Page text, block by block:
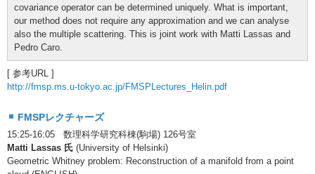
covariance operator can be determined uniquely. What is important,
our method does not require any approximation and we can analyse
also the multiple scattering. This is joint work with Matti Lassas and
Pedro Caro.
[ 参考URL ]
http://fmsp.ms.u-tokyo.ac.jp/FMSPLectures_Helin.pdf
FMSPレクチャーズ
15:25-16:05 数理科学研究科棟(駒場) 126号室
Matti Lassas 氏 (University of Helsinki)
Geometric Whitney problem: Reconstruction of a manifold from a point